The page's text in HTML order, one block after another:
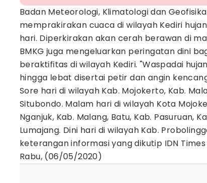
Badan Meteorologi, Klimatologi dan
memprakirakan cuaca di wilayah Kediri
hari. Diperkirakan akan cerah berawan di
BMKG juga mengeluarkan peringatan dini
beraktifitas di wilayah Kediri. "Waspadai
hingga lebat disertai petir dan angin
Sore hari di wilayah Kab. Mojokerto, Kab.
Situbondo. Malam hari di wilayah Kota
Nganjuk, Kab. Malang, Batu, Kab. Pasuruan,
Lumajang. Dini hari di wilayah Kab.
keterangan informasi yang dikutip IDN
Rabu, (06/05/2020)